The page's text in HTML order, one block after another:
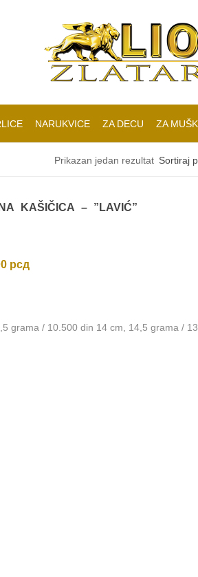
NARUKVICE ZA DECU ZA
Prikazan jedan rezultat Sortiraj
KAŠIČICA – ”LAVIĆ”
рсд
grama / 10.500 din 14 cm, 14,5 grama /